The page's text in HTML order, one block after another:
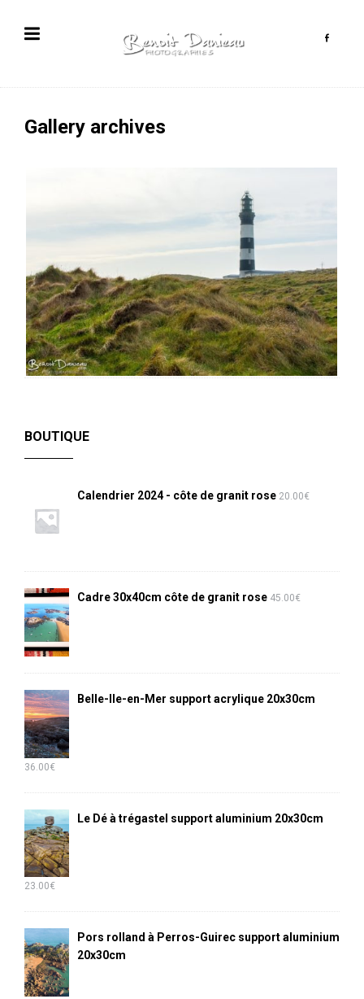
Gallery archives
BOUTIQUE
Calendrier 2024 - côte de granit rose 20.00€
Cadre 30x40cm côte de granit rose 45.00€
Belle-Ile-en-Mer support acrylique 20x30cm
36.00€
Le Dé à trégastel support aluminium 20x30cm
23.00€
Pors rolland à Perros-Guirec support aluminium
20x30cm